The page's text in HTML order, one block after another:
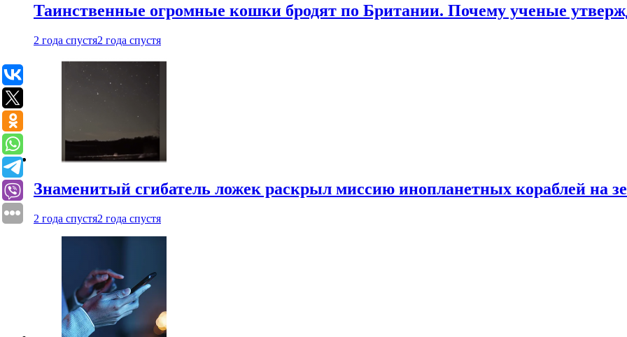
Таинственные огромные кошки бродят по Британии. Почему ученые
2 года спустя2 года спустя
Знаменитый сгибатель ложек раскрыл миссию инопланетных кораблей на
2 года спустя2 года спустя